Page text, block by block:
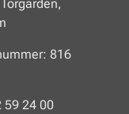
816
59 24 00